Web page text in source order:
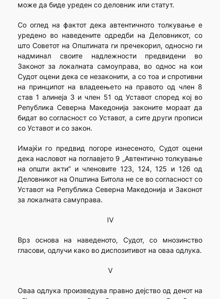
може да биде уреден со деловник или статут.
Со оглед на фактот дека автентичното толкување е
уредено во наведените одредби на Деловникот, со
што Советот на Општината ги пречекорил, односно ги
надминал своите надлежности предвидени во
Законот за локалната самоуправа, во однос на кои
Судот оцени дека се незаконити, а со тоа и спротивни
на принципот на владеењето на правото од член 8
став 1 алинеја 3 и член 51 од Уставот според кој во
Република Северна Македонија законите мораат да
бидат во согласност со Уставот, а сите други прописи
со Уставот и со закон.
Имајќи го предвид погоре изнесеното, Судот оцени
дека насловот на поглавјето 9 „Автентично толкување
на општи акти” и членовите 123, 124, 125 и 126 од
Деловникот на Општина Битола не се во согласност со
Уставот на Република Северна Македонија и Законот
за локалната самуправа.
IV
Врз основа на наведеното, Судот, со мнозинство
гласови, одлучи како во диспозитивот на оваа одлука.
V
Оваа одлука произведува правно дејство од денот на